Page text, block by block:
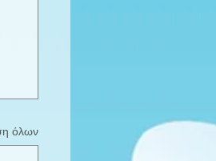
όλων